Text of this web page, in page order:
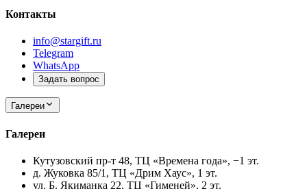
Контакты
info@stargift.ru
Telegram
WhatsApp
Задать вопрос
Галереи
Галереи
Кутузовский пр-т 48, ТЦ «Времена года», −1 эт.
д. Жуковка 85/1, ТЦ «Дрим Хаус», 1 эт.
ул. Б. Якиманка 22, ТЦ «Гименей», 2 эт.